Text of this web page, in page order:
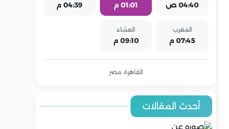
04:40 ص 01:01 م 04:39 م
المغرب
07:45 م
العشاء
09:10 م
القاهرة، مصر
أحدث المقالات